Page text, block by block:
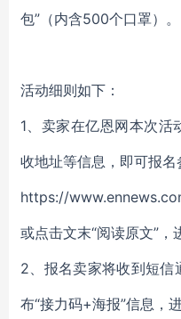
包”（内含500个口罩）。
活动细则如下：
1、卖家在亿恩网本次活
收地址等信息，即可报
https://
或点击文末“阅读原文”，
2、 报名卖家将收到短信
布“接力码+海报”信息，